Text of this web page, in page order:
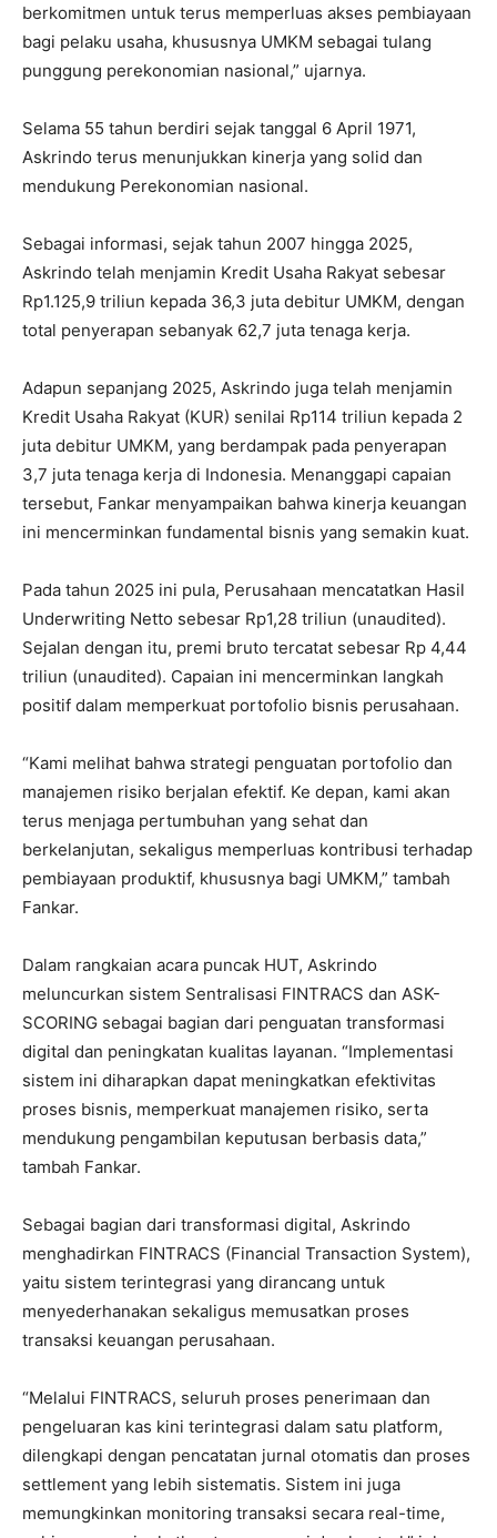
berkomitmen untuk terus memperluas akses pembiayaan
bagi pelaku usaha, khususnya UMKM sebagai tulang
punggung perekonomian nasional,” ujarnya.
Selama 55 tahun berdiri sejak tanggal 6 April 1971,
Askrindo terus menunjukkan kinerja yang solid dan
mendukung Perekonomian nasional.
Sebagai informasi, sejak tahun 2007 hingga 2025,
Askrindo telah menjamin Kredit Usaha Rakyat sebesar
Rp1.125,9 triliun kepada 36,3 juta debitur UMKM, dengan
total penyerapan sebanyak 62,7 juta tenaga kerja.
Adapun sepanjang 2025, Askrindo juga telah menjamin
Kredit Usaha Rakyat (KUR) senilai Rp114 triliun kepada 2
juta debitur UMKM, yang berdampak pada penyerapan
3,7 juta tenaga kerja di Indonesia. Menanggapi capaian
tersebut, Fankar menyampaikan bahwa kinerja keuangan
ini mencerminkan fundamental bisnis yang semakin kuat.
Pada tahun 2025 ini pula, Perusahaan mencatatkan Hasil
Underwriting Netto sebesar Rp1,28 triliun (unaudited).
Sejalan dengan itu, premi bruto tercatat sebesar Rp 4,44
triliun (unaudited). Capaian ini mencerminkan langkah
positif dalam memperkuat portofolio bisnis perusahaan.
“Kami melihat bahwa strategi penguatan portofolio dan
manajemen risiko berjalan efektif. Ke depan, kami akan
terus menjaga pertumbuhan yang sehat dan
berkelanjutan, sekaligus memperluas kontribusi terhadap
pembiayaan produktif, khususnya bagi UMKM,” tambah
Fankar.
Dalam rangkaian acara puncak HUT, Askrindo
meluncurkan sistem Sentralisasi FINTRACS dan ASK-
SCORING sebagai bagian dari penguatan transformasi
digital dan peningkatan kualitas layanan. “Implementasi
sistem ini diharapkan dapat meningkatkan efektivitas
proses bisnis, memperkuat manajemen risiko, serta
mendukung pengambilan keputusan berbasis data,”
tambah Fankar.
Sebagai bagian dari transformasi digital, Askrindo
menghadirkan FINTRACS (Financial Transaction System),
yaitu sistem terintegrasi yang dirancang untuk
menyederhanakan sekaligus memusatkan proses
transaksi keuangan perusahaan.
“Melalui FINTRACS, seluruh proses penerimaan dan
pengeluaran kas kini terintegrasi dalam satu platform,
dilengkapi dengan pencatatan jurnal otomatis dan proses
settlement yang lebih sistematis. Sistem ini juga
memungkinkan monitoring transaksi secara real-time,